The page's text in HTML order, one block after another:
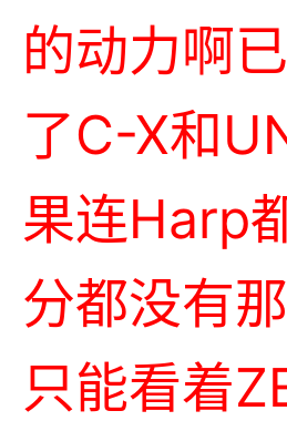
的动力啊
了C-X和
果连Harp
分都没有
只能看着